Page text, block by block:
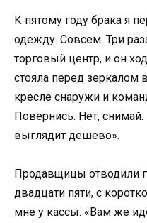
К пятому году брака я
одежду. Совсем. Три
торговый центр, и он
стояла перед зеркалом
кресле снаружи и
Повернись. Нет, снимай.
выглядит дёшево».
Продавщицы отводили
двадцати пяти, с
мне у кассы: «Вам же